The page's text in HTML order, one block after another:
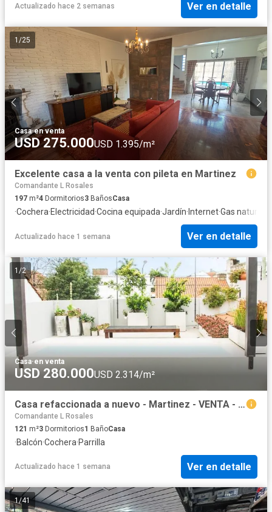
Actualizado hace 2 semanas Ver en detalle
1 /25
Casa·en venta
USD 275.000USD 1.395/m²
Excelente casa a la venta con pileta en Martinez
Comandante L Rosales
197 m²4 Dormitorios3 BañosCasa
·Cochera·Electricidad·Cocina equipada·Jardín· Internet·Gas natural
Actualizado hace 1 semana Ver en detalle
1 /2
Casa·en venta
USD 280.000USD 2.314/m²
Casa refaccionada a nuevo - Martinez - VENTA - Reynolds Propiedades
Comandante L Rosales
121 m²3 Dormitorios1 BañoCasa
·Balcón·Cochera·Parrilla
Actualizado hace 1 semana Ver en detalle
1/41